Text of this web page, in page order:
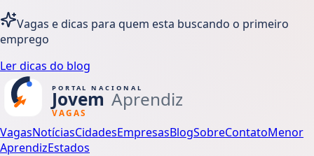
Vagas e dicas para quem esta buscando o primeiro
emprego
Ler dicas do blog
VagasNotíciasCidadesEmpresasBlogSobreContatoMenor
AprendizEstados